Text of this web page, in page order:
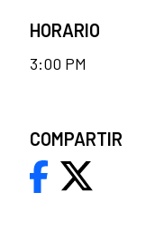
HORARIO
3:00 PM
COMPARTIR